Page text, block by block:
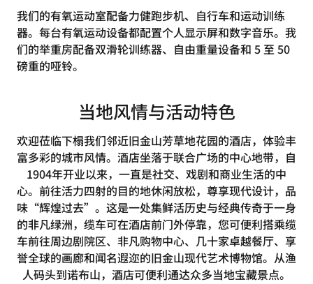
我们的有氧运动室配备力健跑步机、自行车和运动训练
器。每台有氧运动设备都配置个人显示屏和数字音乐。我
们的举重房配备双滑轮训练器、自由重量设备和 5 至 50
磅重的哑铃。
当地风情与活动特色
欢迎莅临下榻我们邻近旧金山芳草地花园的酒店，体验丰
富多彩的城市风情。酒店坐落于联合广场的中心地带，自
1904年开业以来，一直是社交、戏剧和商业生活的中
心。前往活力四射的目的地休闲放松，尊享现代设计，品
味“辉煌过去”。这是一处集鲜活历史与经典传奇于一身
的非凡绿洲，缆车可在酒店前门外停靠，您可便利搭乘缆
车前往周边剧院区、非凡购物中心、几十家卓越餐厅、享
誉全球的画廊和闻名遐迩的旧金山现代艺术博物馆。从渔
人码头到诺布山，酒店可便利通达众多当地宝藏景点。